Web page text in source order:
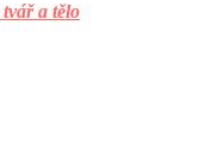
a tělo